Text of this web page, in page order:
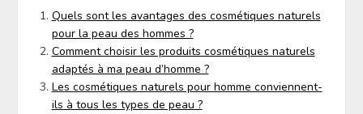
Quels sont les avantages des cosmétiques naturels
pour la peau des hommes ?
Comment choisir les produits cosmétiques naturels
adaptés à ma peau d’homme ?
Les cosmétiques naturels pour homme conviennent-
ils à tous les types de peau ?